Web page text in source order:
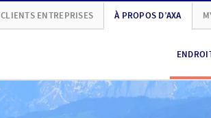
CLIENTS ENTREPRISES À PROPOS D’AXA